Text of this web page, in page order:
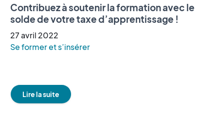
Contribuez à soutenir la formation avec le
solde de votre taxe d’apprentissage !
27avril 2022
Se former et s’insérer
Lire la suite